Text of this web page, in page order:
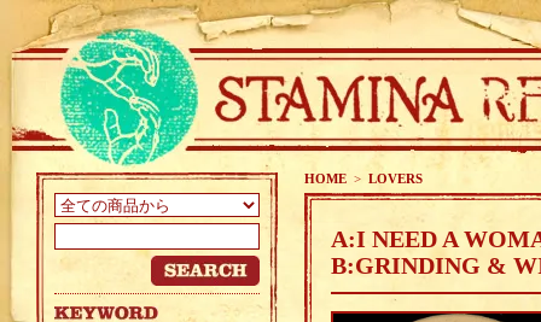
HOME > LOVERS
A:I NEED A
B:GRINDING &